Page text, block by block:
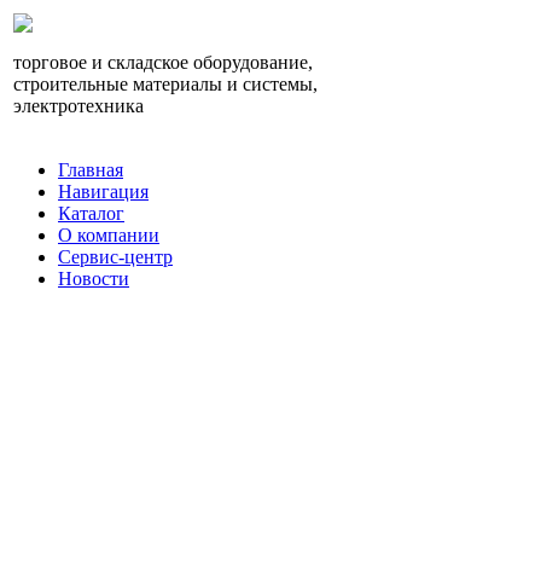
торговое и складское оборудование,
строительные материалы и системы,
электротехника
Главная
Навигация
Каталог
О компании
Сервис-центр
Новости